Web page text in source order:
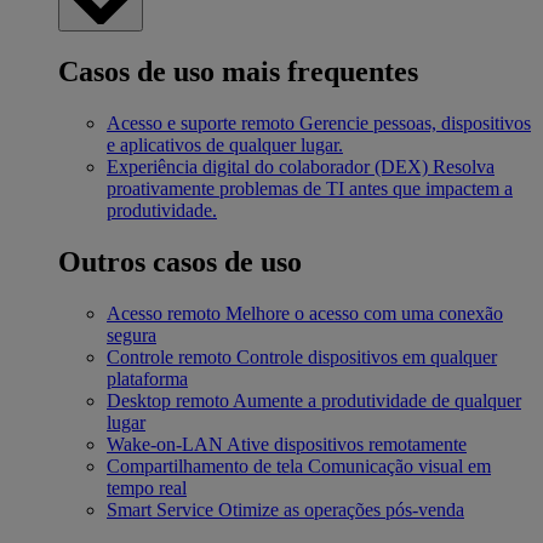
Casos de uso mais frequentes
Acesso e suporte remoto Gerencie pessoas, dispositivos
e aplicativos de qualquer lugar.
Experiência digital do colaborador (DEX) Resolva
proativamente problemas de TI antes que impactem a
produtividade.
Outros casos de uso
Acesso remoto Melhore o acesso com uma conexão
segura
Controle remoto Controle dispositivos em qualquer
plataforma
Desktop remoto Aumente a produtividade de qualquer
lugar
Wake-on-LAN Ative dispositivos remotamente
Compartilhamento de tela Comunicação visual em
tempo real
Smart Service Otimize as operações pós-venda